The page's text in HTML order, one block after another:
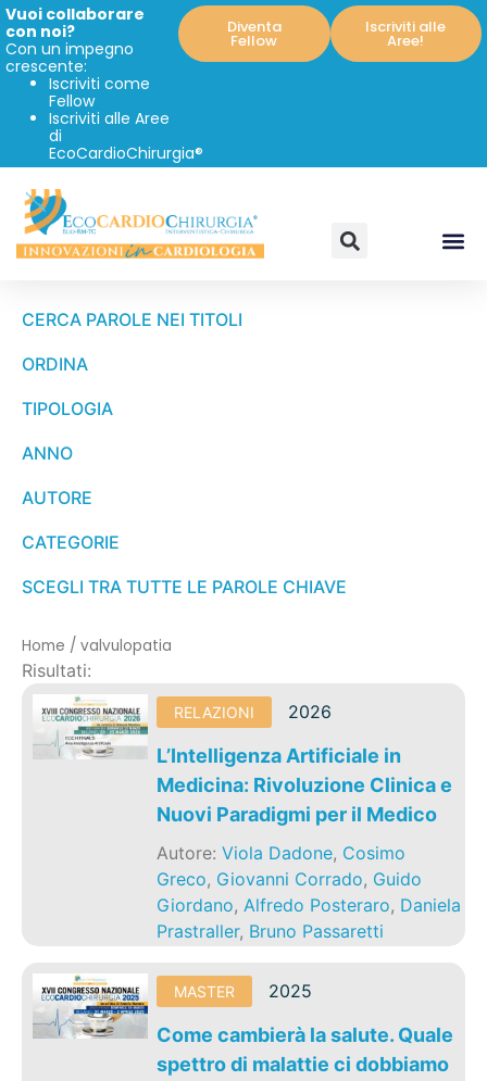
Vuoi collaborare
con noi?
Con un impegno
crescente:
Iscriviti come
Fellow
Iscriviti alle Aree
di
EcoCardioChirurgia®
Diventa
Fellow
Iscriviti alle
Aree!
CERCA PAROLE NEI TITOLI
ORDINA
TIPOLOGIA
ANNO
AUTORE
CATEGORIE
SCEGLI TRA TUTTE LE PAROLE CHIAVE
Home / valvulopatia
Risultati:
RELAZIONI 2026
L’Intelligenza Artificiale in
Medicina: Rivoluzione Clinica e
Nuovi Paradigmi per il Medico
Autore:Viola Dadone, Cosimo
Greco, Giovanni Corrado, Guido
Giordano,Alfredo Posteraro, Daniela
Prastraller, Bruno Passaretti
MASTER 2025
Come cambierà la salute. Quale
spettro di malattie ci dobbiamo